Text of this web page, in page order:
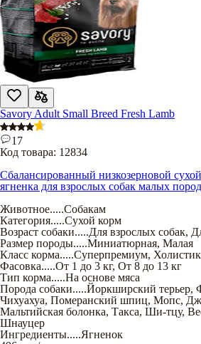
Savory Adult Small Breed Fresh Lamb
17
Код товара: 12834
Сбалансированный низкозерновой
ягненка для взрослых собак малых
Животное.....Собакам
Категория.....Сухой корм
Возраст собаки.....Для взрослых собак,
Размер породы.....Миниатюрная, Малая
Класс корма.....Суперпремиум, Холистик
Фасовка.....От 1 до 3 кг, От 8 до 13 кг
Тип корма.....На основе мяса
Порода собаки.....Йоркширский терьер,
Чихуахуа, Померанский шпиц, Мопс,
Мальтийская болонка, Такса, Ши-тцу,
Шнауцер
Ингредиенты.....Ягненок